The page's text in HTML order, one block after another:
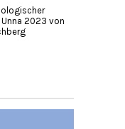
2023 von